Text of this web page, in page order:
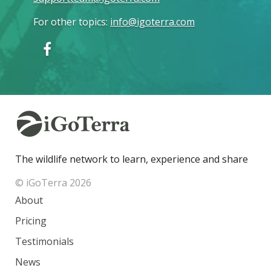
For other topics: info@igoterra.com
The wildlife network to learn, experience and share
© iGoTerra 2026
About
Pricing
Testimonials
News